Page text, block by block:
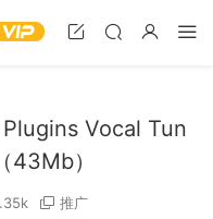
Vocal Tun
43Mb）
推广